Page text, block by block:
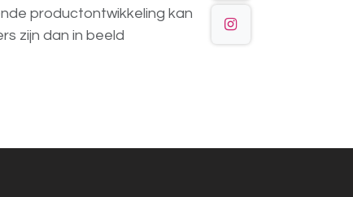
productontwikkeling kan
zijn dan in beeld